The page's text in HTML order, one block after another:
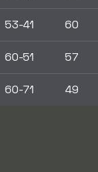
53-41 60
60-51 57
60-71 49